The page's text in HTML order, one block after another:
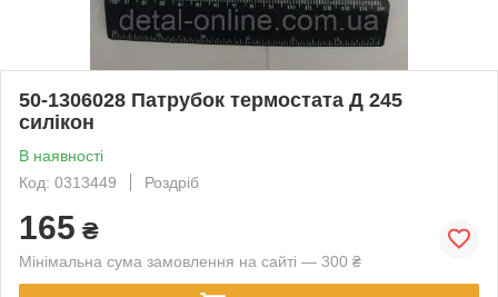
50-1306028 Патрубок термостата Д 245
силікон
В наявності
Код: 0313449
Роздріб
165 ₴
Мінімальна сума замовлення на сайті — 300 ₴